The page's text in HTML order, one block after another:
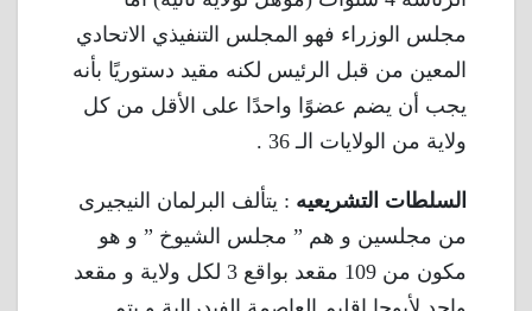
مجلس الوزراء فهو المجلس التنفيذي الاتحادي
المعين من قبل الرئيس لكنه مقيد دستوريًا بأنه
يجب أن يضم عضوًا واحدًا على الأقل من كل
ولاية من الولايات الـ 36 .
السلطات التشريعيه : يتألف البرلمان النيجيرى
من مجلسين و هم ” مجلس الشيوخ ” و هو
مكون من 109 مقعد بواقع 3 لكل ولاية و مقعد